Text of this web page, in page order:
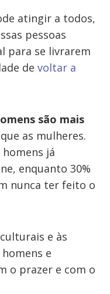
atingir a todos,
pessoas
para se livrarem
de voltar a
são mais
as mulheres.
já
enquanto 30%
nunca ter feito o
e às
e
o prazer e com o